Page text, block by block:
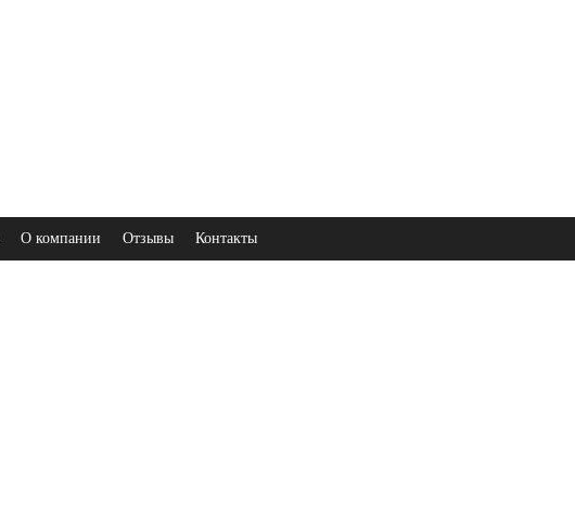
О компании Отзывы Контакты